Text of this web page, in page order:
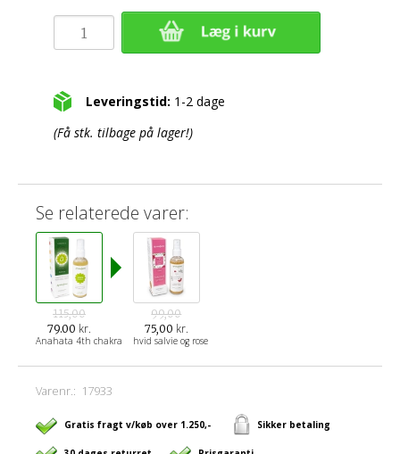
Leveringstid: 1-2 dage
(Få stk. tilbage på lager!)
Se relaterede varer:
115,00
79.00 kr.
Anahata 4th chakra
99,00
75,00 kr.
hvid salvie og rose
Varenr.: 17933
Gratis fragt v/køb over 1.250,- Sikker betaling